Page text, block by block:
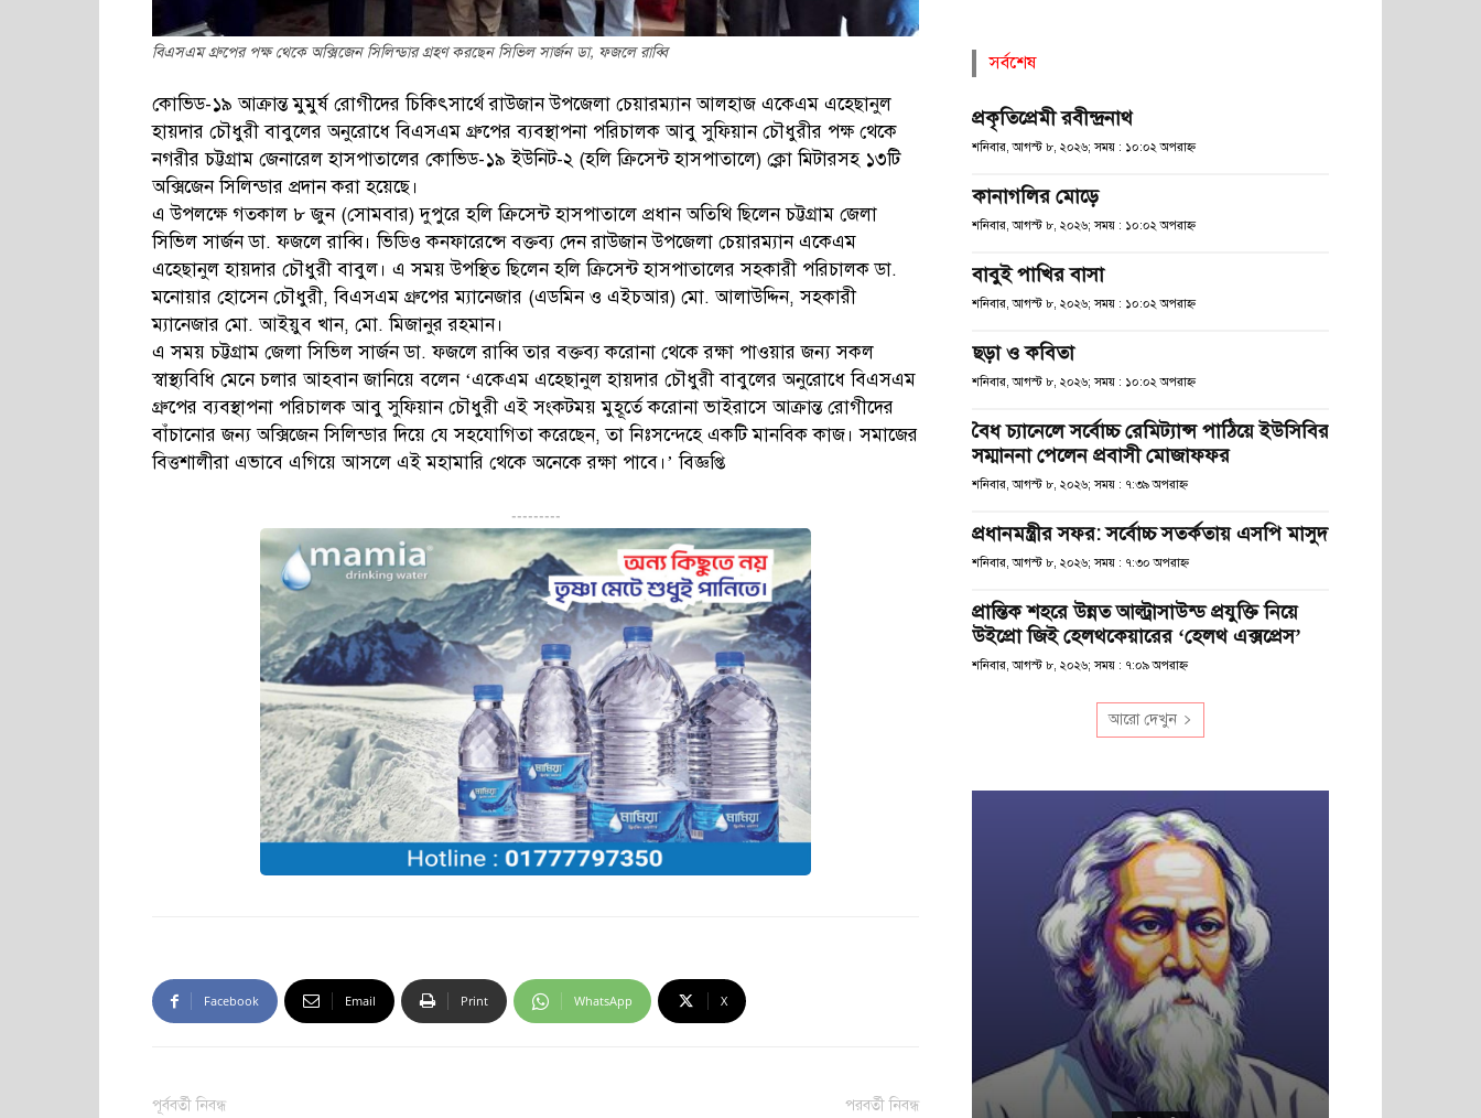
বিএসএম গ্রুপের পক্ষ থেকে অক্সিজেন সিলিন্ডার গ্রহণ করছেন সিভিল সার্জন ডা, ফজলে রাব্বি
কোভিড-১৯ আক্রান্ত মুমুর্ষ রোগীদের চিকিৎসার্থে রাউজান উপজেলা চেয়ারম্যান আলহাজ একেএম এহেছানুল
হায়দার চৌধুরী বাবুলের অনুরোধে বিএসএম গ্রুপের ব্যবস্থাপনা পরিচালক আবু সুফিয়ান চৌধুরীর পক্ষ থেকে
নগরীর চট্টগ্রাম জেনারেল হাসপাতালের কোভিড-১৯ ইউনিট-২ (হলি ক্রিসেন্ট হাসপাতালে) ক্লো মিটারসহ ১৩টি
অক্সিজেন সিলিন্ডার প্রদান করা হয়েছে।
এ উপলক্ষে গতকাল ৮ জুন (সোমবার) দুপুরে হলি ক্রিসেন্ট হাসপাতালে প্রধান অতিথি ছিলেন চট্টগ্রাম জেলা
সিভিল সার্জন ডা. ফজলে রাব্বি। ভিডিও কনফারেন্সে বক্তব্য দেন রাউজান উপজেলা চেয়ারম্যান একেএম
এহেছানুল হায়দার চৌধুরী বাবুল। এ সময় উপস্থিত ছিলেন হলি ক্রিসেন্ট হাসপাতালের সহকারী পরিচালক ডা.
মনোয়ার হোসেন চৌধুরী, বিএসএম গ্রুপের ম্যানেজার (এডমিন ও এইচআর) মো. আলাউদ্দিন, সহকারী
ম্যানেজার মো. আইয়ুব খান, মো. মিজানুর রহমান।
এ সময় চট্টগ্রাম জেলা সিভিল সার্জন ডা. ফজলে রাব্বি তার বক্তব্য করোনা থেকে রক্ষা পাওয়ার জন্য সকল
স্বাস্থ্যবিধি মেনে চলার আহবান জানিয়ে বলেন ‘একেএম এহেছানুল হায়দার চৌধুরী বাবুলের অনুরোধে বিএসএম
গ্রুপের ব্যবস্থাপনা পরিচালক আবু সুফিয়ান চৌধুরী এই সংকটময় মুহূর্তে করোনা ভাইরাসে আক্রান্ত রোগীদের
বাঁচানোর জন্য অক্সিজেন সিলিন্ডার দিয়ে যে সহযোগিতা করেছেন, তা নিঃসন্দেহে একটি মানবিক কাজ। সমাজের
বিত্তশালীরা এভাবে এগিয়ে আসলে এই মহামারি থেকে অনেকে রক্ষা পাবে।’ বিজ্ঞপ্তি
---------
Facebook Email Print WhatsApp X
পূর্ববর্তী নিবন্ধ পরবর্তী নিবন্ধ
সর্বশেষ
প্রকৃতিপ্রেমী রবীন্দ্রনাথ
শনিবার, আগস্ট ৮, ২০২৬; সময় : ১০:০২ অপরাহ্ণ
কানাগলির মোড়ে
শনিবার, আগস্ট ৮, ২০২৬; সময় : ১০:০২ অপরাহ্ণ
বাবুই পাখির বাসা
শনিবার, আগস্ট ৮, ২০২৬; সময় : ১০:০২ অপরাহ্ণ
ছড়া ও কবিতা
শনিবার, আগস্ট ৮, ২০২৬; সময় : ১০:০২ অপরাহ্ণ
বৈধ চ্যানেলে সর্বোচ্চ রেমিট্যান্স পাঠিয়ে ইউসিবির
সম্মাননা পেলেন প্রবাসী মোজাফফর
শনিবার, আগস্ট ৮, ২০২৬; সময় : ৭:৩৯ অপরাহ্ণ
প্রধানমন্ত্রীর সফর: সর্বোচ্চ সতর্কতায় এসপি মাসুদ
শনিবার, আগস্ট ৮, ২০২৬; সময় : ৭:৩০ অপরাহ্ণ
প্রান্তিক শহরে উন্নত আল্ট্রাসাউন্ড প্রযুক্তি নিয়ে
উইপ্রো জিই হেলথকেয়ারের ‘হেলথ এক্সপ্রেস’
শনিবার, আগস্ট ৮, ২০২৬; সময় : ৭:০৯ অপরাহ্ণ
আরো দেখুন